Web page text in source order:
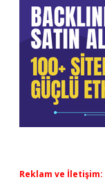
Reklam ve İletişim: